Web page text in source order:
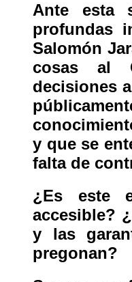
Ante esta
profundas
Salomón
cosas al
decisiones
y que se
falta de
¿Es este
accesible?
y las
pregonan?